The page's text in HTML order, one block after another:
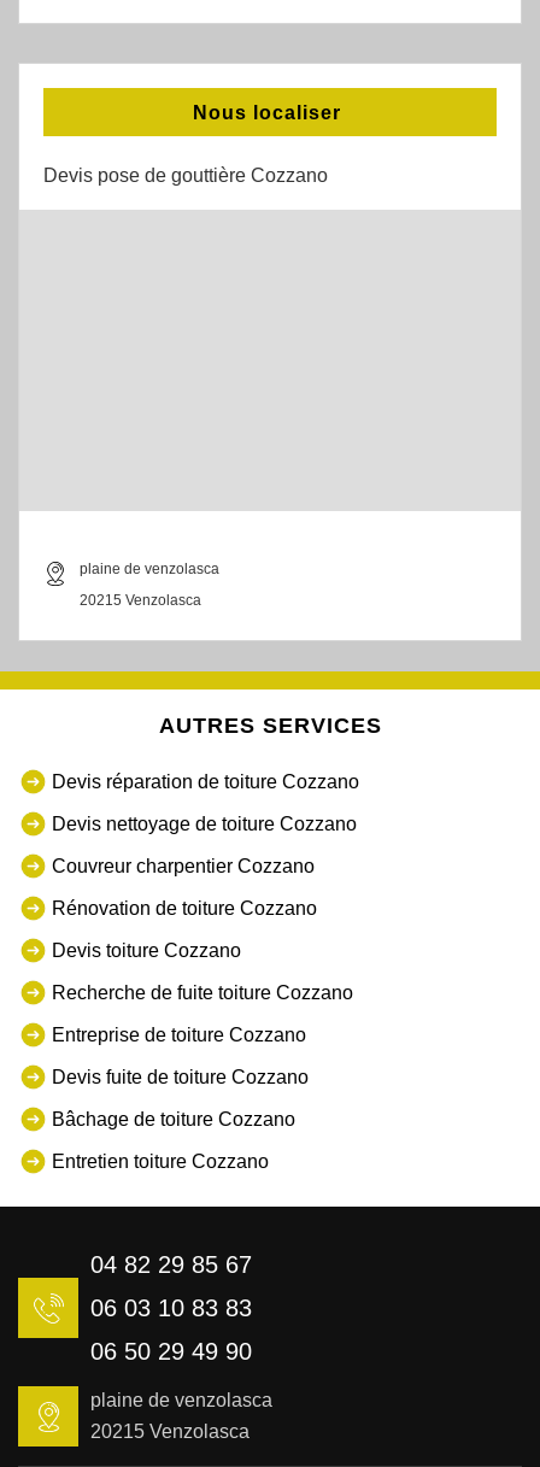
Nous localiser
Devis pose de gouttière Cozzano
plaine de venzolasca
20215 Venzolasca
AUTRES SERVICES
Devis réparation de toiture Cozzano
Devis nettoyage de toiture Cozzano
Couvreur charpentier Cozzano
Rénovation de toiture Cozzano
Devis toiture Cozzano
Recherche de fuite toiture Cozzano
Entreprise de toiture Cozzano
Devis fuite de toiture Cozzano
Bâchage de toiture Cozzano
Entretien toiture Cozzano
04 82 29 85 67
06 03 10 83 83
06 50 29 49 90
plaine de venzolasca
20215 Venzolasca